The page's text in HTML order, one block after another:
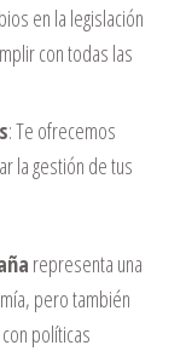
en la legislación
con todas las
: Te ofrecemos
la gestión de tus
representa una
pero también
políticas